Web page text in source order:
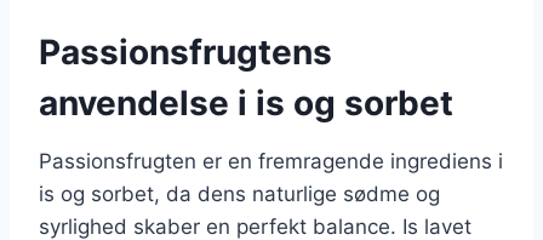
Passionsfrugtens
anvendelse i is og sorbet
Passionsfrugten er en fremragende ingrediens i
is og sorbet, da dens naturlige sødme og
syrlighed skaber en perfekt balance. Is lavet